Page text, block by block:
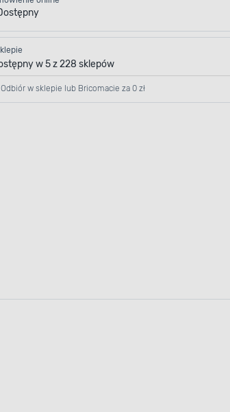
w 5 z 228 sklepów
Odbiór w sklepie lub Bricomacie za 0 zł